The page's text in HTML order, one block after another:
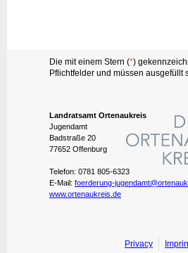
Die mit einem Stern (*)
Pflichtfelder und müssen ausgefüllt
Landratsamt Ortenaukreis
Jugendamt
Badstraße 20
77652 Offenburg
Telefon: 0781 805-6323
E-Mail: foerderung-
www.ortenaukreis.de
Privacy